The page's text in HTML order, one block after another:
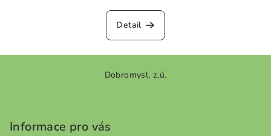
Detail
Dobromysl, z.ú.
Informace pro vás